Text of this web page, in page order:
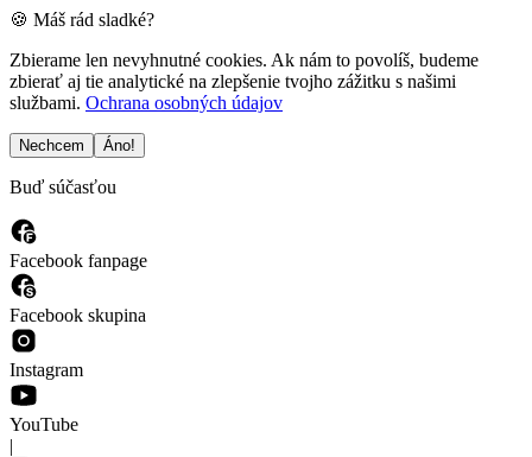
🍪 Máš rád sladké?
Zbierame len nevyhnutné cookies. Ak nám to povolíš, budeme
zbierať aj tie analytické na zlepšenie tvojho zážitku s našimi
službami. Ochrana osobných údajov
Nechcem Áno!
Buď súčasťou
Facebook fanpage
Facebook skupina
Instagram
YouTube
|